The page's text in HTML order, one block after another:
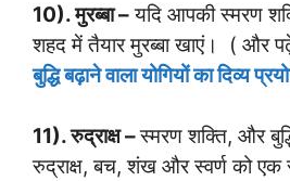
10). मुरब्बा –यदि आपकी स्मरण
शहद में तैयार मुरब्बा खाएं। ( और
बुद्धि बढ़ाने वाला योगियों का दिव्य
11). रुद्राक्ष –स्मरण शक्ति, और
रुद्राक्ष, बच, शंख और स्वर्ण को एक